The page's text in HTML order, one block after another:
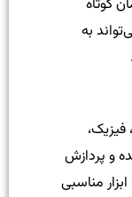
کوتاه
به
فیزیک،
و پردازش
مناسبی